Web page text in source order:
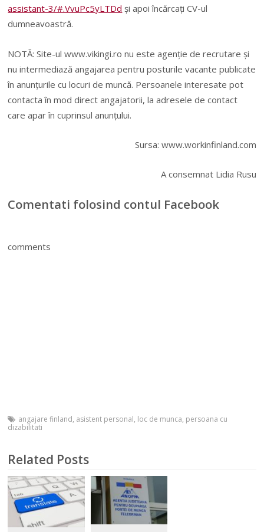
assistant-3/#.VvuPc5yLTDd și apoi încărcați CV-ul
dumneavoastră.
NOTĂ: Site-ul www.vikingi.ro nu este agenție de recrutare și
nu intermediază angajarea pentru posturile vacante publicate
în anunțurile cu locuri de muncă. Persoanele interesate pot
contacta în mod direct angajatorii, la adresele de contact
care apar în cuprinsul anunțului.
Sursa: www.workinfinland.com
A consemnat Lidia Rusu
Comentati folosind contul Facebook
comments
angajare finland, asistent personal, loc de munca, persoana cu
dizabilitati
Related Posts